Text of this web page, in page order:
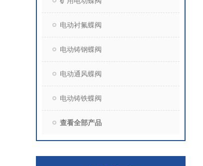
电动衬氟蝶阀
电动铸钢蝶阀
电动通风蝶阀
电动铸铁蝶阀
查看全部产品